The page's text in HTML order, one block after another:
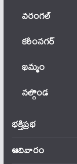
వ‌రంగ‌ల్
కరీంనగర్
ఖ‌మ్మం
నల్గొండ
భక్తిప్రభ
ఆదివారం